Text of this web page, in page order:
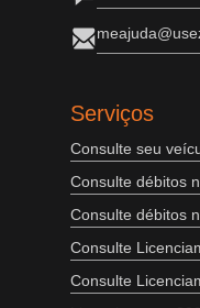
Serviços
Consulte seu
Consulte débitos
Consulte débitos
Consulte
Consulte